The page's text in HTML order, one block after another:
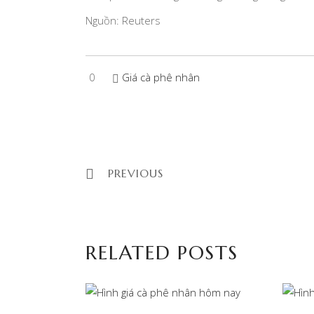
Nguồn: Reuters
0 Giá cà phê nhân
PREVIOUS
RELATED POSTS